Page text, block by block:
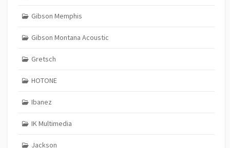
Gibson Memphis
Gibson Montana Acoustic
Gretsch
HOTONE
Ibanez
IK Multimedia
Jackson